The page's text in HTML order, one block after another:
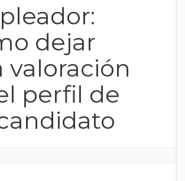
dejar
valoración
perfil de